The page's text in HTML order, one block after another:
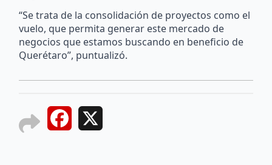
“Se trata de la consolidación de proyectos como el
vuelo, que permita generar este mercado de
negocios que estamos buscando en beneficio de
Querétaro”, puntualizó.
Facebook